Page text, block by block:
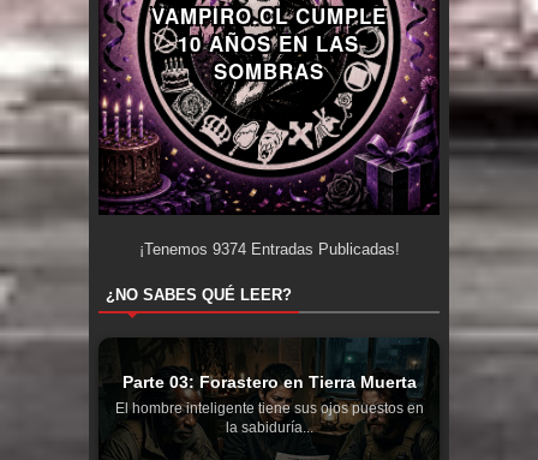
VAMPIRO.CL CUMPLE
10 AÑOS EN LAS
SOMBRAS
¡Tenemos 9374Entradas Publicadas!
¿NO SABES QUÉ LEER?
Parte 03: Forastero en Tierra Muerta
El hombre inteligente tiene sus ojos puestos en
la sabiduría...